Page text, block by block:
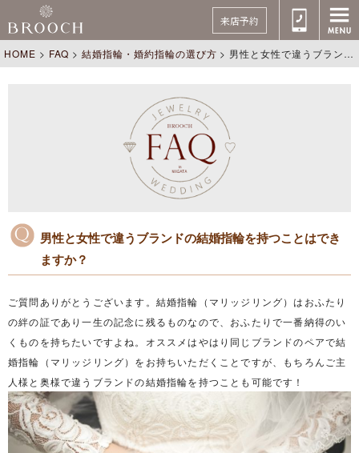
来店予約
HOME > FAQ >結婚指輪・婚約指輪の選び方 > 男性と女性で違うブランドの結婚指輪を持つことはできますか？
男性と女性で違うブランドの結婚指輪を持つことはでき
ますか？
ご質問ありがとうございます。結婚指輪（マリッジリング）はおふたり
の絆の証であり一生の記念に残るものなので、おふたりで一番納得のい
くものを持ちたいですよね。オススメはやはり同じブランドのペアで結
婚指輪（マリッジリング）をお持ちいただくことですが、もちろんご主
人様と奥様で違うブランドの結婚指輪を持つことも可能です！